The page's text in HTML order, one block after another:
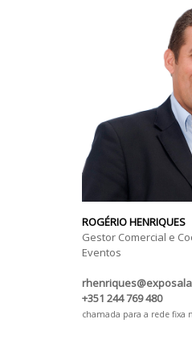
ROGÉRIO HENRIQUES
Gestor Comercial e
Eventos
+351 244 769 480
chamada para a rede fixa